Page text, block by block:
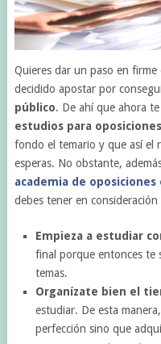
Quieres dar un paso en
decidido apostar por
público. De ahí que ahora
estudios para oposiciones
fondo el temario y que así el
esperas. No obstante,
academia de oposiciones
debes tener en
Empieza a estudiar
final porque entonces te
temas.
Organízate bien el
estudiar. De esta
perfección sino que